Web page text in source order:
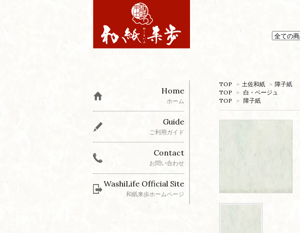
TOP > 土佐和紙 > 障子紙
TOP
> 白・ベージュ
TOP
> 障子紙
Home
ホーム
Guide
ご利用ガイド
Contact
お問い合わせ
WashiLife Official Site
和紙来歩ホームページ